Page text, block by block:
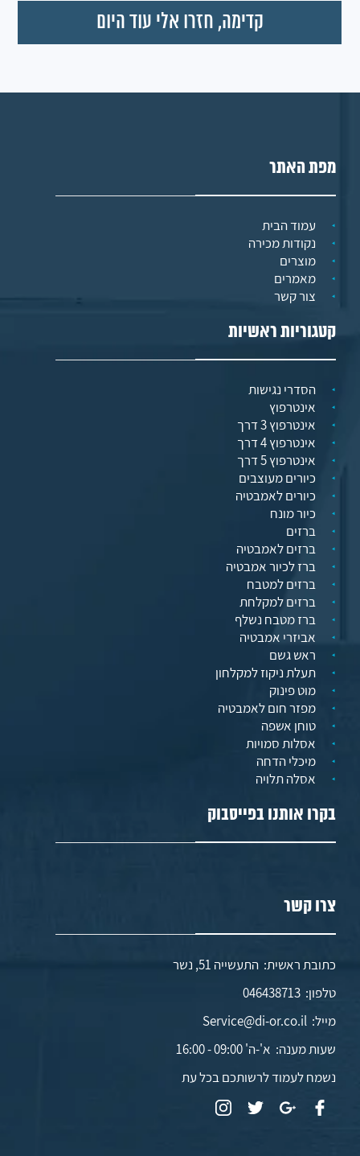
מפת האתר
עמוד הבית
נקודות מכירה
מוצרים
מאמרים
צור קשר
קטגוריות ראשיות
הסדרי נגישות
אינטרפוץ
אינטרפוץ 3 דרך
אינטרפוץ 4 דרך
אינטרפוץ 5 דרך
כיורים מעוצבים
כיורים לאמבטיה
כיור מונח
ברזים
ברזים לאמבטיה
ברז לכיור אמבטיה
ברזים למטבח
ברזים למקלחת
ברז מטבח נשלף
אביזרי אמבטיה
ראש גשם
תעלת ניקוז למקלחון
מוט פינוק
מפזר חום לאמבטיה
טוחן אשפה
אסלות סמויות
מיכלי הדחה
אסלה תלויה
בקרו אותנו בפייסבוק
צרו קשר
כתובת ראשית: התעשייה 51, נשר
טלפון:046438713
מייל:Service@di-or.co.il
שעות מענה: א'-ה' 09:00 - 16:00
נשמח לעמוד לרשותכם בכל עת